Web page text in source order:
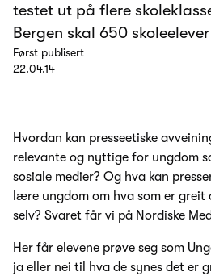
testet ut på flere
Bergen skal 650
Først publisert
22.04.14
Hvordan kan presseetiske
relevante og nyttige for ungdom
sosiale medier? Og hva kan
lære ungdom om hva som er greit
selv? Svaret får vi på Nordiske
Her får elevene prøve seg som
ja eller nei til hva de synes det er